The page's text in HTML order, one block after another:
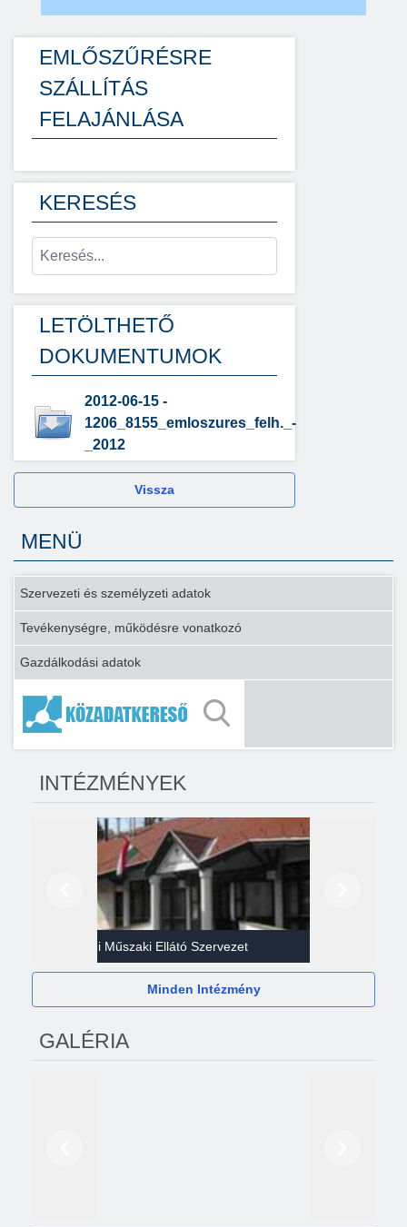
EMLŐSZŰRÉSRE
SZÁLLÍTÁS
FELAJÁNLÁSA
KERESÉS
LETÖLTHETŐ
DOKUMENTUMOK
2012-06-15 -
1206_8155_emloszures_felh._-
_2012
Vissza
MENÜ
Szervezeti és személyzeti adatok
Tevékenységre, működésre vonatkozó
Gazdálkodási adatok
INTÉZMÉNYEK
Gazdasági Műszaki Ellátó Szervezet
Minden Intézmény
GALÉRIA